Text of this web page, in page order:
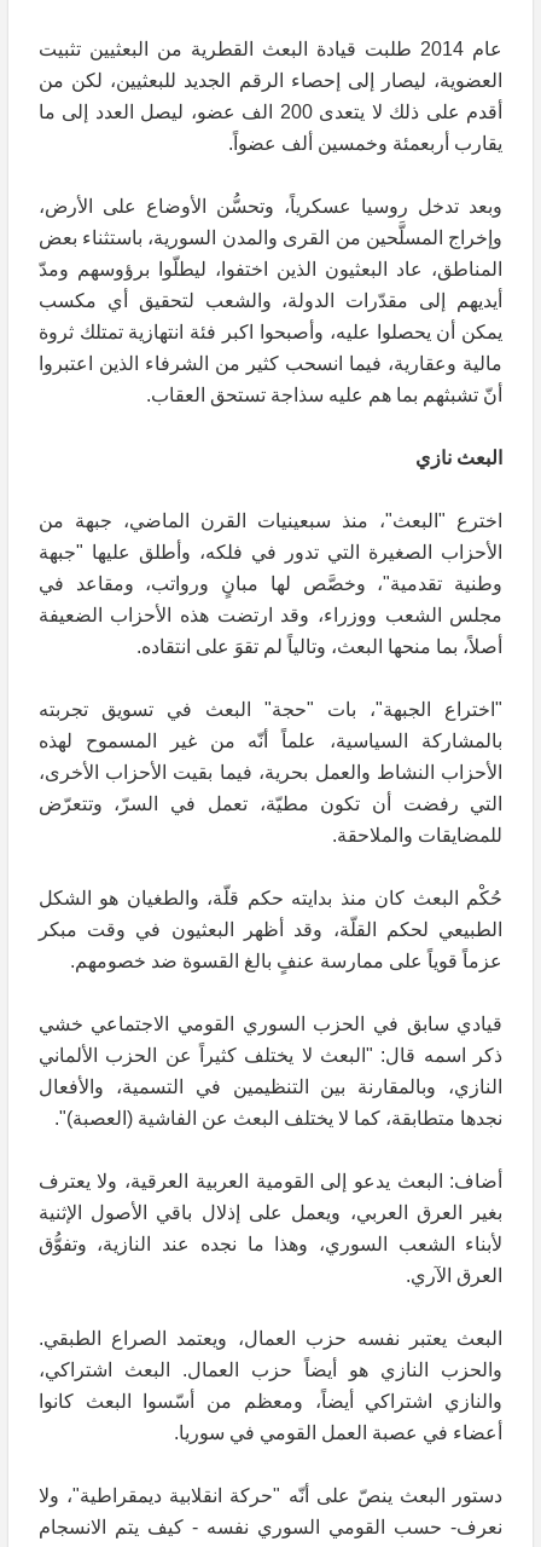
عام 2014 طلبت قيادة البعث القطرية من البعثيين تثبيت
العضوية، ليصار إلى إحصاء الرقم الجديد للبعثيين، لكن من
أقدم على ذلك لا يتعدى 200 الف عضو، ليصل العدد إلى ما
يقارب أربعمئة وخمسين ألف عضواً.
وبعد تدخل روسيا عسكرياً، وتحسُّن الأوضاع على الأرض،
وإخراج المسلَّحين من القرى والمدن السورية، باستثناء بعض
المناطق، عاد البعثيون الذين اختفوا، ليطلّوا برؤوسهم ومدّ
أيديهم إلى مقدّرات الدولة، والشعب لتحقيق أي مكسب
يمكن أن يحصلوا عليه، وأصبحوا اكبر فئة انتهازية تمتلك ثروة
مالية وعقارية، فيما انسحب كثير من الشرفاء الذين اعتبروا
أنّ تشبثهم بما هم عليه سذاجة تستحق العقاب.
البعث نازي
اخترع "البعث"، منذ سبعينيات القرن الماضي، جبهة من
الأحزاب الصغيرة التي تدور في فلكه، وأطلق عليها "جبهة
وطنية تقدمية"، وخصَّص لها مبانٍ ورواتب، ومقاعد في
مجلس الشعب ووزراء، وقد ارتضت هذه الأحزاب الضعيفة
أصلاً، بما منحها البعث، وتالياً لم تقوَ على انتقاده.
"اختراع الجبهة"، بات "حجة" البعث في تسويق تجربته
بالمشاركة السياسية، علماً أنّه من غير المسموح لهذه
الأحزاب النشاط والعمل بحرية، فيما بقيت الأحزاب الأخرى،
التي رفضت أن تكون مطيّة، تعمل في السرّ، وتتعرّض
للمضايقات والملاحقة.
حُكْم البعث كان منذ بدايته حكم قلّة، والطغيان هو الشكل
الطبيعي لحكم القلّة، وقد أظهر البعثيون في وقت مبكر
عزماً قوياً على ممارسة عنفٍ بالغ القسوة ضد خصومهم.
قيادي سابق في الحزب السوري القومي الاجتماعي خشي
ذكر اسمه قال: "البعث لا يختلف كثيراً عن الحزب الألماني
النازي، وبالمقارنة بين التنظيمين في التسمية، والأفعال
نجدها متطابقة، كما لا يختلف البعث عن الفاشية (العصبة)".
أضاف: البعث يدعو إلى القومية العربية العرقية، ولا يعترف
بغير العرق العربي، ويعمل على إذلال باقي الأصول الإثنية
لأبناء الشعب السوري، وهذا ما نجده عند النازية، وتفوُّق
العرق الآري.
البعث يعتبر نفسه حزب العمال، ويعتمد الصراع الطبقي.
والحزب النازي هو أيضاً حزب العمال. البعث اشتراكي،
والنازي اشتراكي أيضاً، ومعظم من أسّسوا البعث كانوا
أعضاء في عصبة العمل القومي في سوريا.
دستور البعث ينصّ على أنّه "حركة انقلابية ديمقراطية"، ولا
نعرف- حسب القومي السوري نفسه - كيف يتم الانسجام